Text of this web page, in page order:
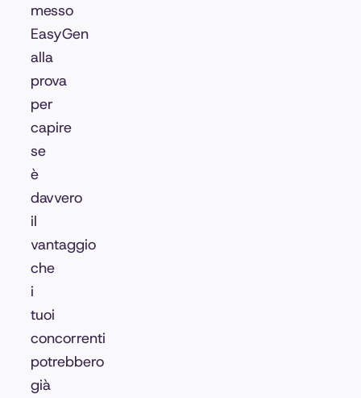
messo
EasyGen
alla
prova
per
capire
se
è
davvero
il
vantaggio
che
i
tuoi
concorrenti
potrebbero
già